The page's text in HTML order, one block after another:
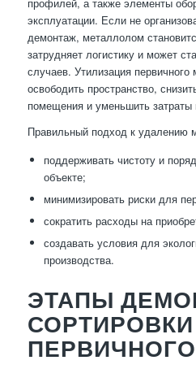
эксплуатации. Если не
демонтаж, металлолом
затрудняет логистику и может
случаев. Утилизация первичного
освободить пространство,
помещения и уменьшить затраты
Правильный подход к удалению
поддерживать чистоту и
объекте;
минимизировать риски для
сократить расходы на
создавать условия для
производства.
ЭТАПЫ
СОРТИРОВКИ